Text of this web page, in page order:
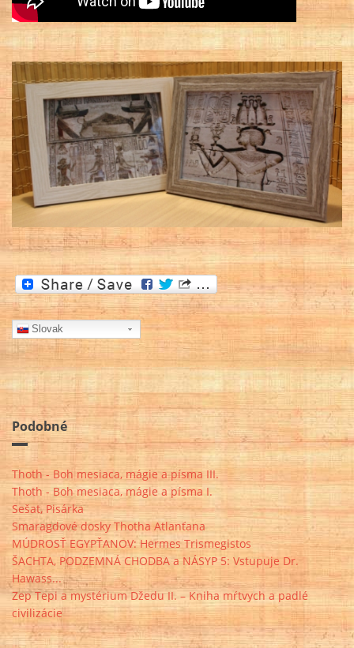
Slovak
Podobné
Thoth - Boh mesiaca, mágie a písma III.
Thoth - Boh mesiaca, mágie a písma I.
Sešat, Pisárka
Smaragdové dosky Thotha Atlanťana
MÚDROSŤ EGYPŤANOV: Hermes Trismegistos
ŠACHTA, PODZEMNÁ CHODBA a NÁSYP 5: Vstupuje Dr.
Hawass...
Zep Tepi a mystérium Džedu II. – Kniha mŕtvych a padlé
civilizácie